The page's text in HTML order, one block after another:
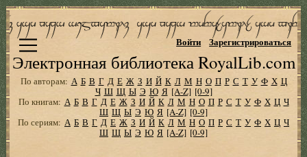
Электронная библиотека RoyalLib.com
Войти Зарегистрироваться
По авторам: А Б В Г Д Е Ж З И Й К Л М Н О П Р С Т У Ф Х Ц
Ч Ш Щ Ы Э Ю Я [A-Z] [0-9]
По книгам: А Б В Г Д Е Ж З И Й К Л М Н О П Р С Т У Ф Х Ц Ч
Ш Щ Ы Э Ю Я [A-Z] [0-9]
По сериям: А Б В Г Д Е Ж З И Й К Л М Н О П Р С Т У Ф Х Ц Ч
Ш Щ Ы Э Ю Я [A-Z] [0-9]